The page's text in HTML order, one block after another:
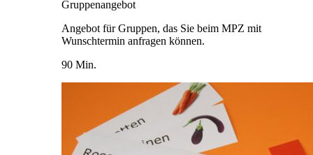
Gruppenangebot
Angebot für Gruppen, das Sie beim MPZ mit
Wunschtermin anfragen können.
90 Min.